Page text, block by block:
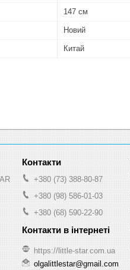
147 см
Новий
Китай
+380 (73) 388-80-87
+380 (98) 586-01-03
+380 (68) 590-22-90
https://little-star.com.ua
olgalittlestar@gmail.com